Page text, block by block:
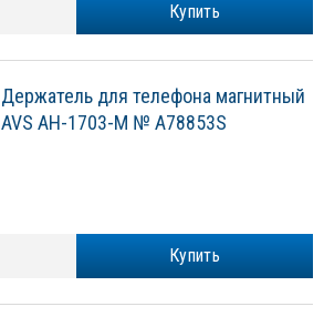
Купить
Держатель для телефона магнитный
AVS AH-1703-M № A78853S
Купить